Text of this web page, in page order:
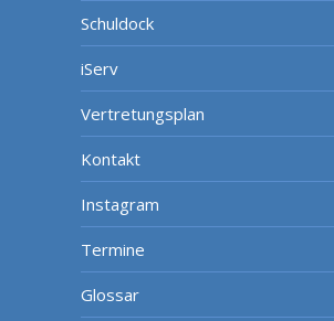
Schuldock
iServ
Vertretungsplan
Kontakt
Instagram
Termine
Glossar